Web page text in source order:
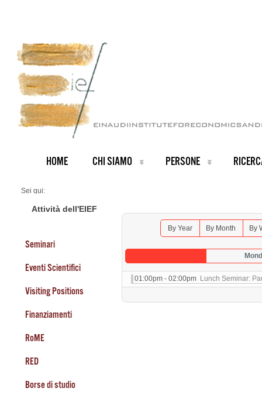
HOME CHI SIAMO PERSONE
Sei qui:
Seminars 2026
Attività dell'EIEF
Seminari
Eventi Scientifici
Visiting Positions
Finanziamenti
RoME
RED
Borse di studio
By Year By Month By
01:00pm - 02:00pm Lunch Seminar: